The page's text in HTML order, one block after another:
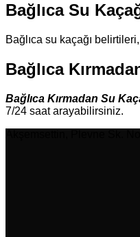
Bağlıca Su
Bağlıca su kaçağı
Bağlıca
Bağlıca Kırmadan Su
7/24 saat arayabilirsiniz.